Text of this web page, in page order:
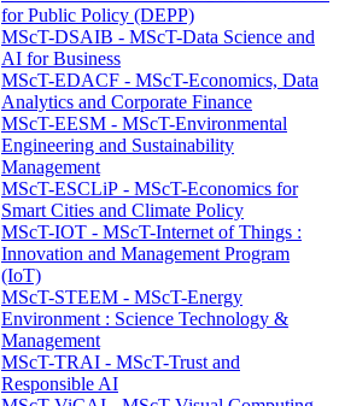
for Public Policy (DEPP)
MScT-DSAIB - MScT-Data Science and
AI for Business
MScT-EDACF - MScT-Economics, Data
Analytics and Corporate Finance
MScT-EESM - MScT-Environmental
Engineering and Sustainability
Management
MScT-ESCLiP - MScT-Economics for
Smart Cities and Climate Policy
MScT-IOT - MScT-Internet of Things :
Innovation and Management Program
(IoT)
MScT-STEEM - MScT-Energy
Environment : Science Technology &
Management
MScT-TRAI - MScT-Trust and
Responsible AI